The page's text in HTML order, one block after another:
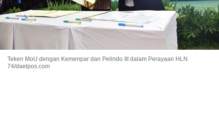
Teken MoU dengan Kemenpar dan Pelindo III dalam Perayaan HLN
74/daelpos.com